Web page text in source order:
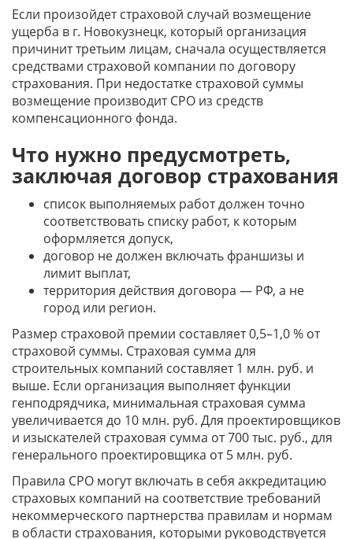
Если произойдет страховой случай возмещение
ущерба в г. Новокузнецк, который организация
причинит третьим лицам, сначала осуществляется
средствами страховой компании по договору
страхования. При недостатке страховой суммы
возмещение производит СРО из средств
компенсационного фонда.
Что нужно предусмотреть,
заключая договор страхования
список выполняемых работ должен точно
соответствовать списку работ, к которым
оформляется допуск,
договор не должен включать франшизы и
лимит выплат,
территория действия договора — РФ, а не
город или регион.
Размер страховой премии составляет 0,5–1,0 % от
страховой суммы. Страховая сумма для
строительных компаний составляет 1 млн. руб. и
выше. Если организация выполняет функции
генподрядчика, минимальная страховая сумма
увеличивается до 10 млн. руб. Для проектировщиков
и изыскателей страховая сумма от 700 тыс. руб., для
генерального проектировщика от 5 млн. руб.
Правила СРО могут включать в себя аккредитацию
страховых компаний на соответствие требований
некоммерческого партнерства правилам и нормам
в области страхования, которыми руководствуется